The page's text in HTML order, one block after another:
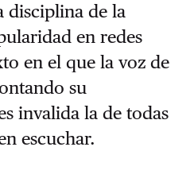
disciplina de la
en redes
en el que la voz de
su
invalida la de todas
escuchar.